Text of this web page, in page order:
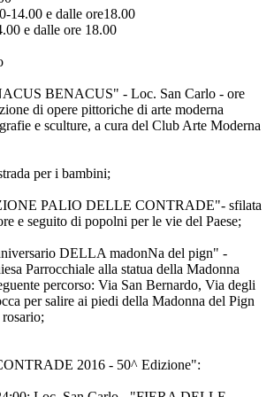
14.00 e dalle ore18.00
e dalle ore 18.00
BENACUS" - Loc. San Carlo - ore
di opere pittoriche di arte moderna
e sculture, a cura del Club Arte Moderna
per i bambini;
PALIO DELLE CONTRADE"- sfilata
e seguito di popolni per le vie del Paese;
DELLA madonNa del pign" -
Parrocchiale alla statua della Madonna
percorso: Via San Bernardo, Via degli
per salire ai piedi della Madonna del Pign
2016 - 50^ Edizione":